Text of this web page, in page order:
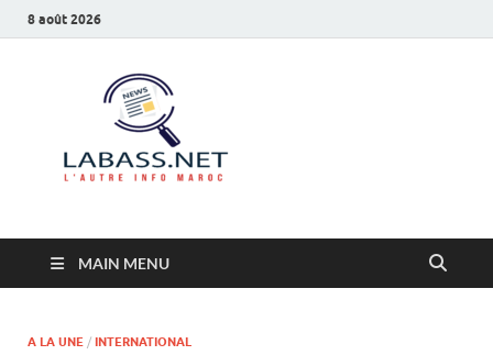
8 août 2026
MAIN MENU
A LA UNE / INTERNATIONAL